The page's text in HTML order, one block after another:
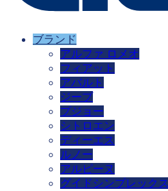
ブランド
アルファ ロメオ
フィアット
アバルト
ジープ
プジョー
シトロエン
ディーエス
ルノー
アルピーヌ
グイドシンプレックス